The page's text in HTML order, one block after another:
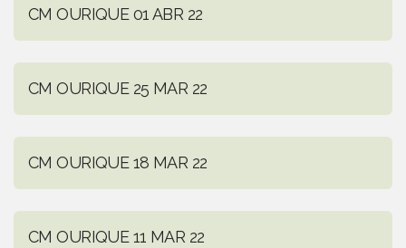
CM OURIQUE 01 ABR 22
CM OURIQUE 25 MAR 22
CM OURIQUE 18 MAR 22
CM OURIQUE 11 MAR 22